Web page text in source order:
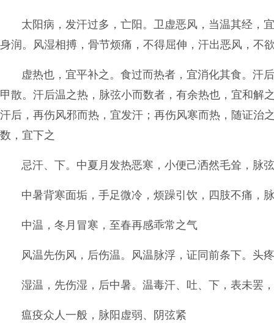
太阳病，发汗过多，亡阳。卫虚恶风，当温其经，
身润。风湿相搏，骨节烦痛，不得屈伸，汗出恶风，不
虚热也，宜平补之。食过而热者，宜消化其食。汗
甲散。汗后温之热，脉弦小而数者，有余热也，宜和解
汗后，再伤风邪而热，宜发汗；再伤风寒而热，随证治
数，宜下之
忌汗、下。中夏月发热恶寒，小便己洒然毛耸，脉
中暑背寒面垢，手足微冷，烦躁引饮，四肢不痛，
中温，冬月冒寒，至春再感乖常之气
风温先伤风，后伤温。风温脉浮，证同前条下。头
湿温，先伤湿，后中暑。温毒汗、吐、下，表未罢
瘟疫众人一般，脉阳虚弱、阴弦紧